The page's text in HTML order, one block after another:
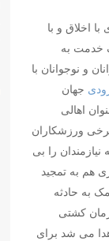
اخلاق و با
خدمت به
و‌ نوجوانان با
جهان
اهالی
ورزشکاران
را بی
هم به تمجید
به حادثه
کشتی
می شد برای